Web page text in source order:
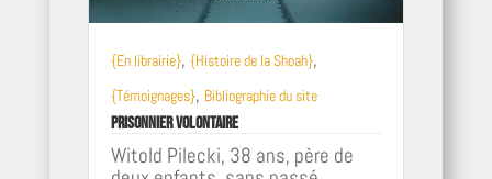
{En librairie}, {Histoire de la Shoah},
{Témoignages}, Bibliographie du site
Prisonnier volontaire
Witold Pilecki, 38 ans, père de